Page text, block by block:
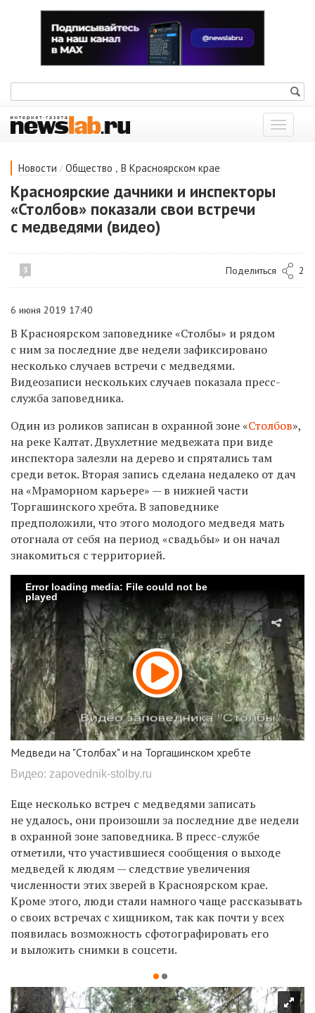
Показать
меню
Новости / Общество , В Красноярском крае
Красноярские дачники и инспекторы
«Столбов» показали свои встречи
с медведями (видео)
3 Поделиться 2
6 июня 2019 17:40
В Красноярском заповеднике «Столбы» и рядом
с ним за последние две недели зафиксировано
несколько случаев встречи с медведями.
Видеозаписи нескольких случаев показала пресс-
служба заповедника.
Один из роликов записан в охранной зоне «Столбов»,
на реке Калтат. Двухлетние медвежата при виде
инспектора залезли на дерево и спрятались там
среди веток. Вторая запись сделана недалеко от дач
на «Мраморном карьере» — в нижней части
Торгашинского хребта. В заповеднике
предположили, что этого молодого медведя мать
отогнала от себя на период «свадьбы» и он начал
знакомиться с территорией.
Error loading media: File could not be
played
Медведи на "Столбах" и на Торгашинском хребте
Видео: zapovednik-stolby.ru
Еще несколько встреч с медведями записать
не удалось, они произошли за последние две недели
в охранной зоне заповедника. В пресс-службе
отметили, что участившиеся сообщения о выходе
медведей к людям — следствие увеличения
численности этих зверей в Красноярском крае.
Кроме этого, люди стали намного чаще рассказывать
о своих встречах с хищником, так как почти у всех
появилась возможность сфотографировать его
и выложить снимки в соцсети.